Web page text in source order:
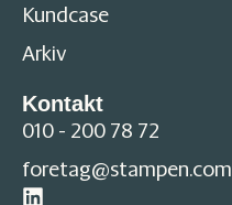
Kundcase
Arkiv
Kontakt
010 - 200 78 72
foretag@stampen.com